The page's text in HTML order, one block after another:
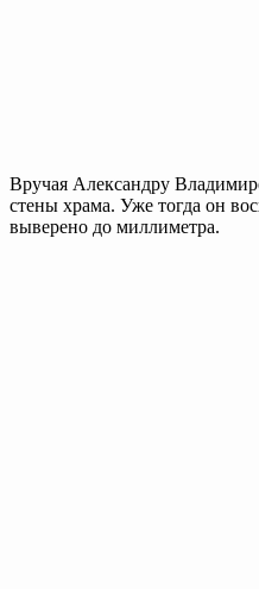
Вручая Александру
стены храма. Уже тогда он
выверено до миллиметра.